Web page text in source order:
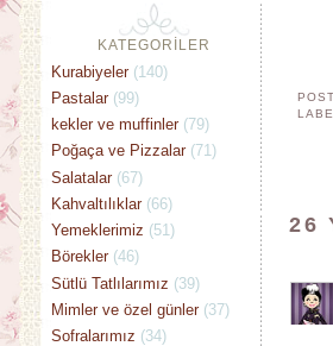
26
KATEGORİLER
Kurabiyeler (140)
Pastalar (99)
kekler ve muffinler (79)
Poğaça ve Pizzalar (71)
Salatalar (67)
Kahvaltılıklar (66)
Yemeklerimiz (51)
Börekler (46)
Sütlü Tatlılarımız (39)
Mimler ve özel günler (37)
Sofralarımız (34)